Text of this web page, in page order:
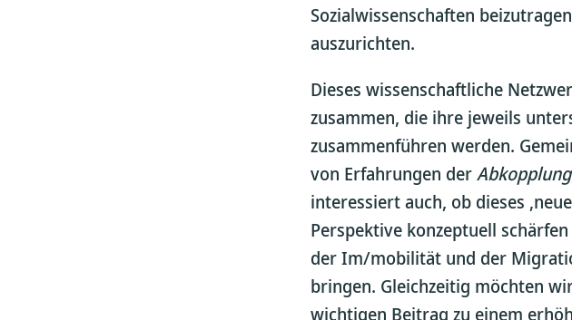
Sozialwissenschaften
auszurichten.
Dieses wissenschaftliche
zusammen, die ihre jeweils
zusammenführen werden.
von Erfahrungen derAbkopplung
interessiert auch, ob dieses
Perspektive konzeptuell
der Im/mobilität und der
bringen. Gleichzeitig möchten
wichtigen Beitrag zu einem